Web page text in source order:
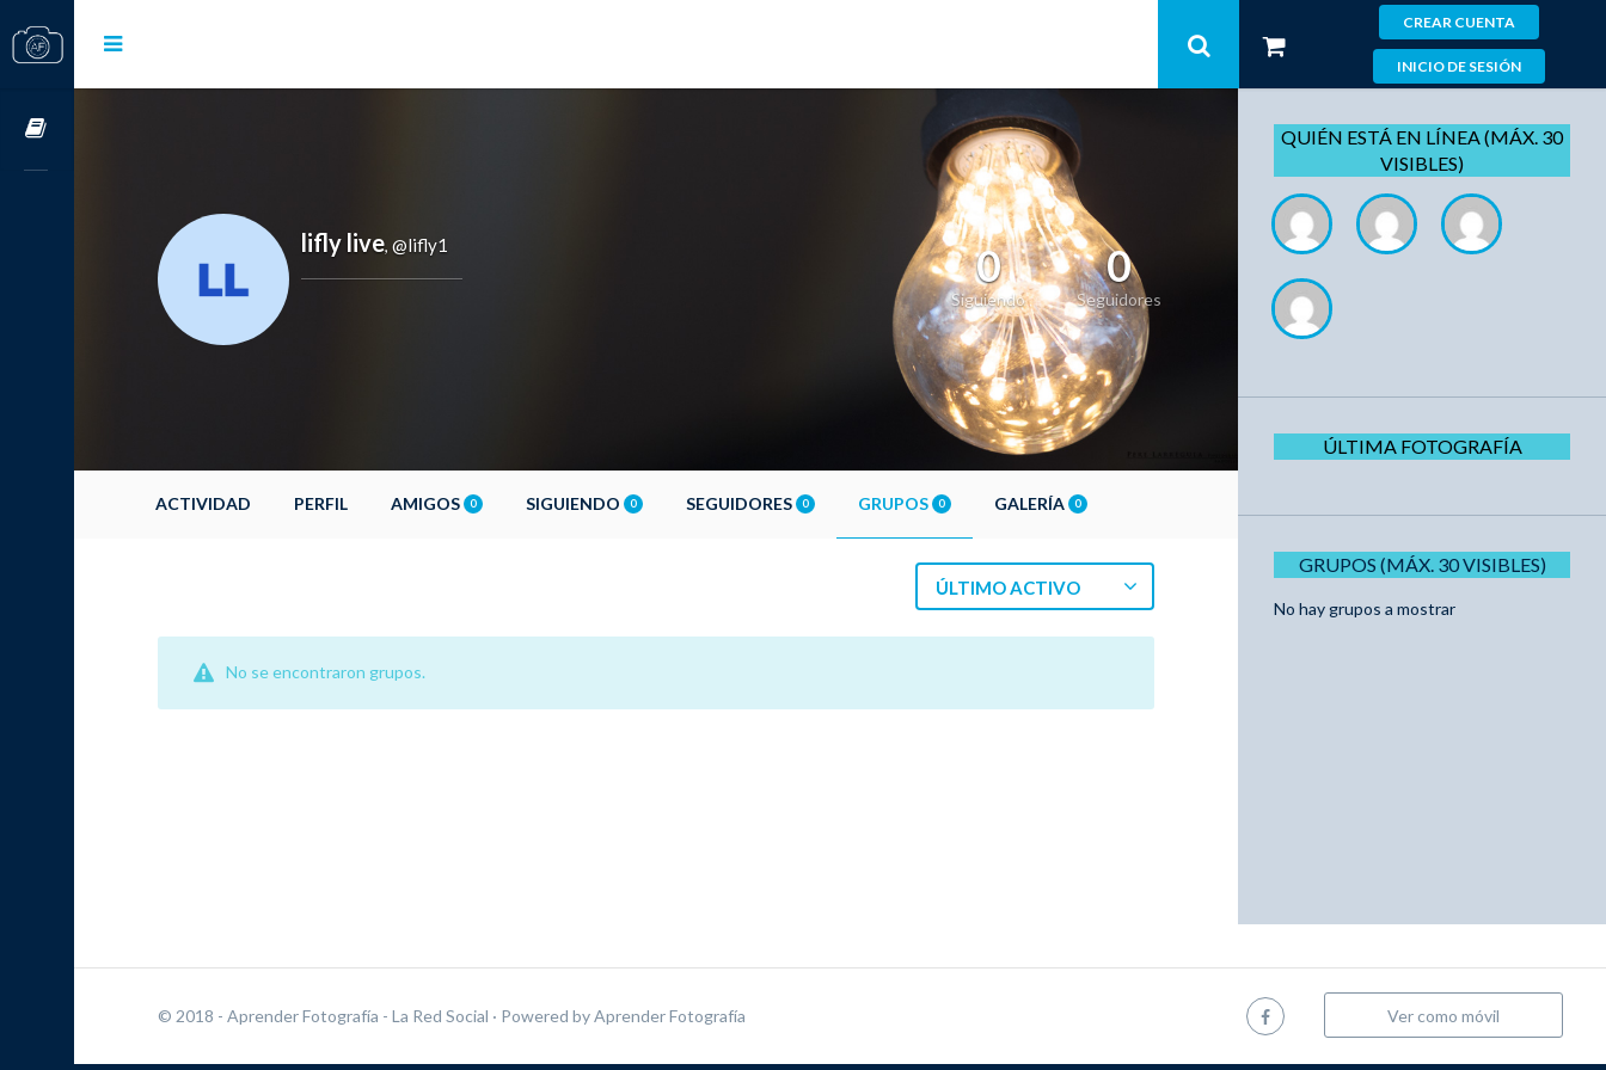
CREAR CUENTA
INICIO DE SESIÓN
lifly live, @lifly1 0
Siguiendo
0
Seguidores
ACTIVIDAD PERFIL AMIGOS 0 SIGUIENDO 0 SEGUIDORES 0 GRUPOS 0 GALERÍA 0
ÚLTIMO ACTIVO
No se encontraron grupos.
QUIÉN ESTÁ EN LÍNEA (MÁX. 30
VISIBLES)
ÚLTIMA FOTOGRAFÍA
GRUPOS (MÁX. 30 VISIBLES)
No hay grupos a mostrar
© 2018 - Aprender Fotografía - La Red Social · Powered byAprender Fotografía